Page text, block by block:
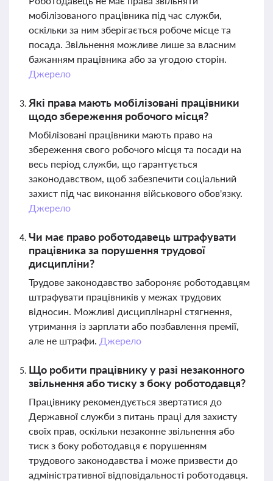
мобілізованого працівника під час служби,
оскільки за ним зберігається робоче місце та
посада. Звільнення можливе лише за власним
бажанням працівника або за угодою сторін.
Джерело
Які права мають мобілізовані працівники
щодо збереження робочого місця?
Мобілізовані працівники мають право на
збереження свого робочого місця та посади на
весь період служби, що гарантується
законодавством, щоб забезпечити соціальний
захист під час виконання військового обов'язку.
Джерело
Чи має право роботодавець штрафувати
працівника за порушення трудової
дисципліни?
Трудове законодавство забороняє роботодавцям
штрафувати працівників у межах трудових
відносин. Можливі дисциплінарні стягнення,
утримання із зарплати або позбавлення премії,
але не штрафи. Джерело
Що робити працівнику у разі незаконного
звільнення або тиску з боку роботодавця?
Працівнику рекомендується звертатися до
Державної служби з питань праці для захисту
своїх прав, оскільки незаконне звільнення або
тиск з боку роботодавця є порушенням
трудового законодавства і може призвести до
адміністративної відповідальності роботодавця.